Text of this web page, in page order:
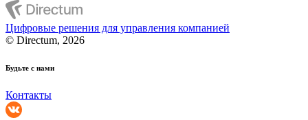
Цифровые решения для управления компанией
© Directum, 2026
Будьте с нами
Контакты